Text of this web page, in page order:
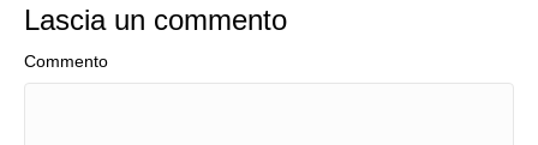
Lascia un commento
Commento